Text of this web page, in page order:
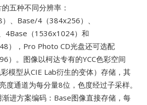
五种不同分辨率：
、Base/4（384x256）、
4Base（1536x1024）和
），Pro Photo CD光盘还可选配
）。图像以柯达专有的YCC色彩空间
彩模型从CIE Lab衍生的变体）存储，其
度通道为每分量8位，色度经过子采样。
进方案编码：Base图像直接存储，每